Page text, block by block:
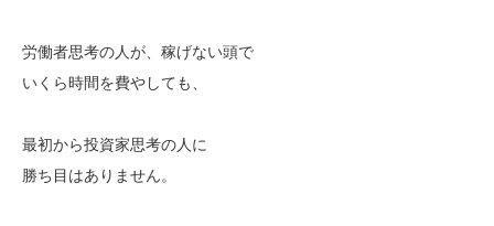
労働者思考の人が、稼げない頭で
いくら時間を費やしても、
最初から投資家思考の人に
勝ち目はありません。